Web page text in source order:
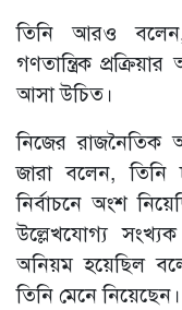
তিনি আরও বলেন,
গণতান্ত্রিক
আসা উচিত।
নিজের রাজনৈতিক
জারা বলেন, তিনি
নির্বাচনে অংশ
উল্লেখযোগ্য
অনিয়ম হয়েছিল
তিনি মেনে নিয়েছেন।